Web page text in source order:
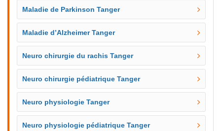
Maladie de Parkinson Tanger
Maladie d’Alzheimer Tanger
Neuro chirurgie du rachis Tanger
Neuro chirurgie pédiatrique Tanger
Neuro physiologie Tanger
Neuro physiologie pédiatrique Tanger